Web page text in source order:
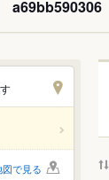
a69bb590306
で見る